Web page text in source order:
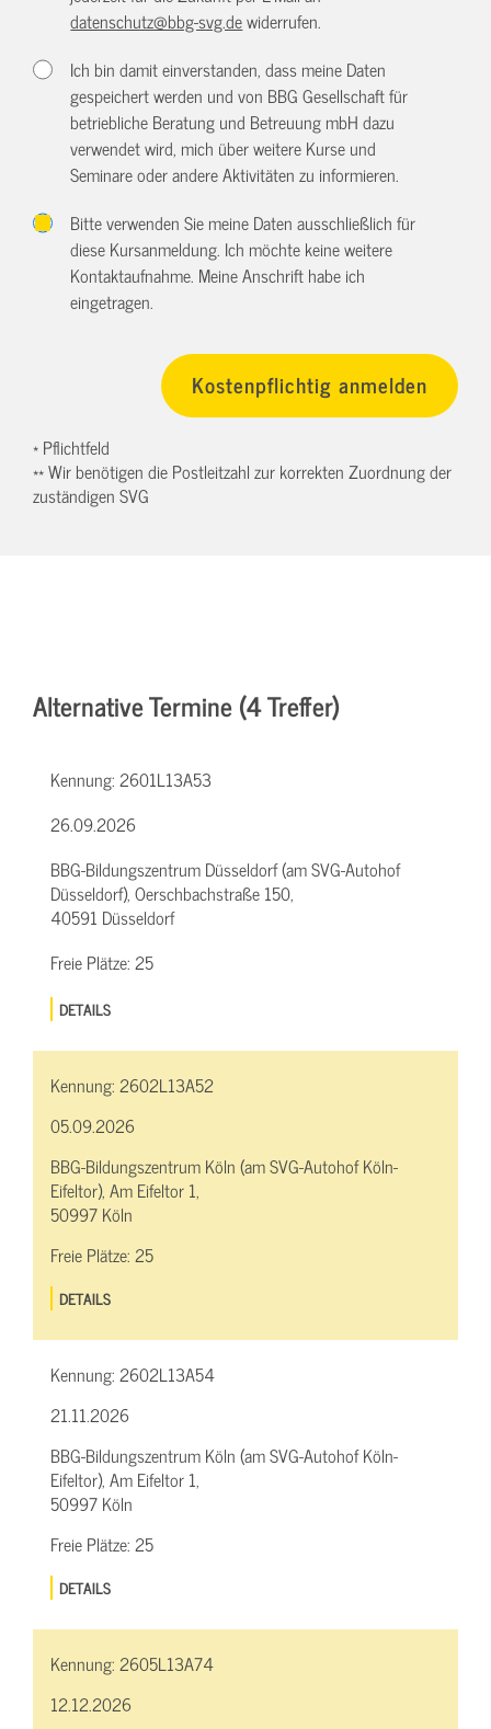
datenschutz@bbg-svg.dewiderrufen.
Ich bin damit einverstanden, dass meine Daten
gespeichert werden und von BBG Gesellschaft für
betriebliche Beratung und Betreuung mbH dazu
verwendet wird, mich über weitere Kurse und
Seminare oder andere Aktivitäten zu informieren.
Bitte verwenden Sie meine Daten ausschließlich für
diese Kursanmeldung. Ich möchte keine weitere
Kontaktaufnahme. Meine Anschrift habe ich
eingetragen.
* Pflichtfeld
** Wir benötigen die Postleitzahl zur korrekten Zuordnung der
zuständigen SVG
Alternative Termine (4 Treffer)
Kennung:2601L13A53
26.09.2026
BBG-Bildungszentrum Düsseldorf (am SVG-Autohof
Düsseldorf), Oerschbachstraße 150,
40591 Düsseldorf
Freie Plätze:25
DETAILS
Kennung:2602L13A52
05.09.2026
BBG-Bildungszentrum Köln (am SVG-Autohof Köln-
Eifeltor), Am Eifeltor 1,
50997 Köln
Freie Plätze:25
DETAILS
Kennung:2602L13A54
21.11.2026
BBG-Bildungszentrum Köln (am SVG-Autohof Köln-
Eifeltor), Am Eifeltor 1,
50997 Köln
Freie Plätze:25
DETAILS
Kennung:2605L13A74
12.12.2026